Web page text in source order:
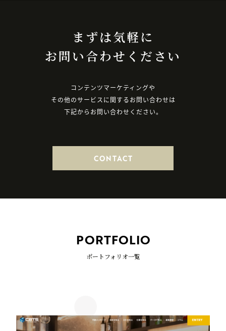
まずは気軽に
お問い合わせください
コンテンツマーケティングや
その他のサービスに関するお問い合わせは
下記からお問い合わせください。
CONTACT
PORTFOLIO
ポートフォリオ一覧